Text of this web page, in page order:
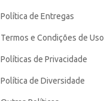
Política de Entregas
Termos e Condições de Uso
Políticas de Privacidade
Política de Diversidade